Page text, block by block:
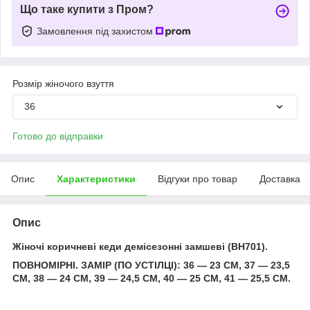
Що таке купити з Пром?
Замовлення під захистом
Розмір жіночого взуття
36
Готово до відправки
Опис Характеристики Відгуки про товар Доставка
Опис
Жіночі коричневі кеди демісезонні замшеві (BH701).
ПОВНОМІРНІ. ЗАМІР (ПО УСТІЛЦІ): 36 — 23 СМ, 37 — 23,5
СМ, 38 — 24 СМ, 39 — 24,5 СМ, 40 — 25 СМ, 41 — 25,5 СМ.